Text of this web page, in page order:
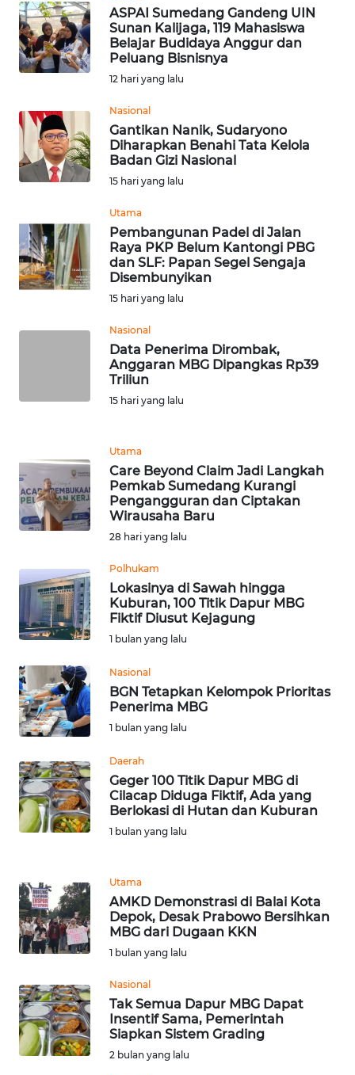
ASPAI Sumedang Gandeng UIN
Sunan Kalijaga, 119 Mahasiswa
Belajar Budidaya Anggur dan
Peluang Bisnisnya
12 hari yang lalu
Nasional
Gantikan Nanik, Sudaryono
Diharapkan Benahi Tata Kelola
Badan Gizi Nasional
15 hari yang lalu
Utama
Pembangunan Padel di Jalan
Raya PKP Belum Kantongi PBG
dan SLF: Papan Segel Sengaja
Disembunyikan
15 hari yang lalu
Nasional
Data Penerima Dirombak,
Anggaran MBG Dipangkas Rp39
Triliun
15 hari yang lalu
Utama
Care Beyond Claim Jadi Langkah
Pemkab Sumedang Kurangi
Pengangguran dan Ciptakan
Wirausaha Baru
28 hari yang lalu
Polhukam
Lokasinya di Sawah hingga
Kuburan, 100 Titik Dapur MBG
Fiktif Diusut Kejagung
1 bulan yang lalu
Nasional
BGN Tetapkan Kelompok Prioritas
Penerima MBG
1 bulan yang lalu
Daerah
Geger 100 Titik Dapur MBG di
Cilacap Diduga Fiktif, Ada yang
Berlokasi di Hutan dan Kuburan
1 bulan yang lalu
Utama
AMKD Demonstrasi di Balai Kota
Depok, Desak Prabowo Bersihkan
MBG dari Dugaan KKN
1 bulan yang lalu
Nasional
Tak Semua Dapur MBG Dapat
Insentif Sama, Pemerintah
Siapkan Sistem Grading
2 bulan yang lalu
REDAKSI
KARIR
DISCLAIMER
Wahana
News
Regional
WN
SUMUT
WN
WN
KEPRI
WN
PAPUA
WN
BARAT
WN
RIAU
WN
SERAMBI
WN
WN
SULTRA
WN
NTB
WN
SULTENG
WN